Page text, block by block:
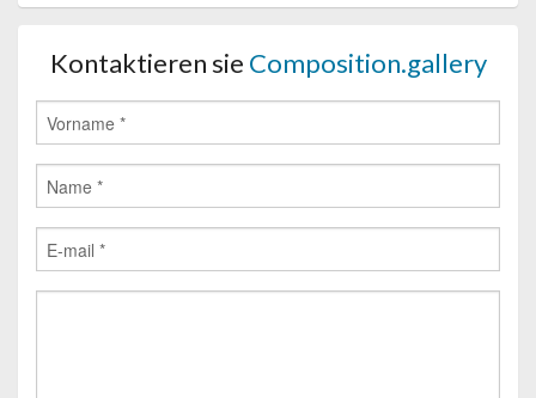
Kontaktieren sie Composition.gallery